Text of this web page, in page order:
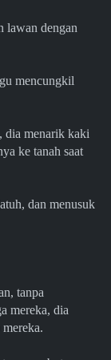
lawan dengan
mencungkil
dia menarik kaki
ke tanah saat
dan menusuk
tanpa
mereka, dia